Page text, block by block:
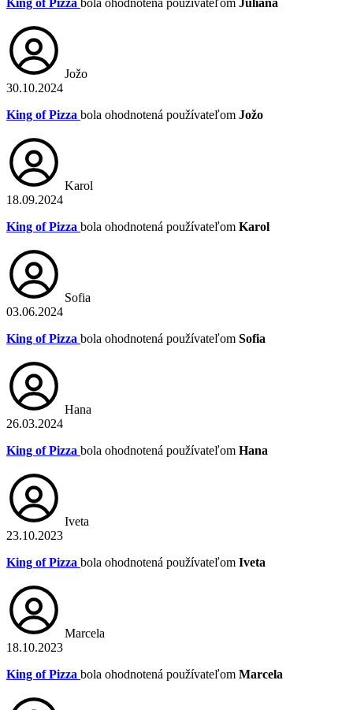
King of Pizza bola ohodnotená používateľom Juliana
Jožo
30.10.2024
King of Pizza bola ohodnotená používateľom Jožo
Karol
18.09.2024
King of Pizza bola ohodnotená používateľom Karol
Sofia
03.06.2024
King of Pizza bola ohodnotená používateľom Sofia
Hana
26.03.2024
King of Pizza bola ohodnotená používateľom Hana
Iveta
23.10.2023
King of Pizza bola ohodnotená používateľom Iveta
Marcela
18.10.2023
King of Pizza bola ohodnotená používateľom Marcela